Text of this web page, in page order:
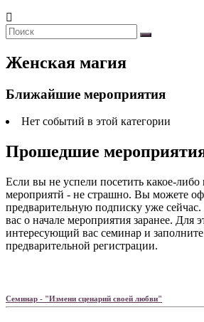
Женская магия
Ближайшие мероприятия
Нет событий в этой категории
Прошедшие мероприятия
Если вы не успели посетить какое-
мероприятй - не страшно. Вы можете
предварительную подписку уже
вас о начале мероприятия заранее. Для
интересующий вас семинар и
предварительной регистрации.
Семинар - "Измени сценарий своей любви"